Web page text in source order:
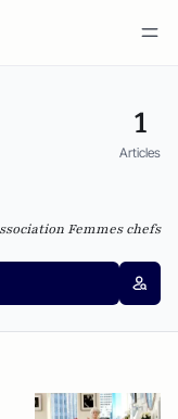
1
Articles
Femmes chefs